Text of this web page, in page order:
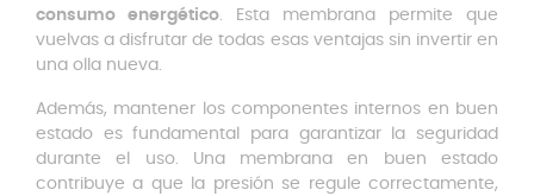
consumo energético. Esta membrana permite que
vuelvas a disfrutar de todas esas ventajas sin invertir en
una olla nueva.
Además, mantener los componentes internos en buen
estado es fundamental para garantizar la seguridad
durante el uso. Una membrana en buen estado
contribuye a que la presión se regule correctamente,